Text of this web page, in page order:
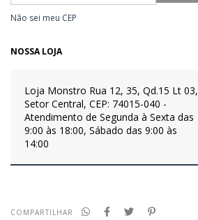
Não sei meu CEP
NOSSA LOJA
Loja Monstro Rua 12, 35, Qd.15 Lt 03,
Setor Central, CEP: 74015-040 -
Atendimento de Segunda à Sexta das
9:00 às 18:00, Sábado das 9:00 às
14:00
COMPARTILHAR